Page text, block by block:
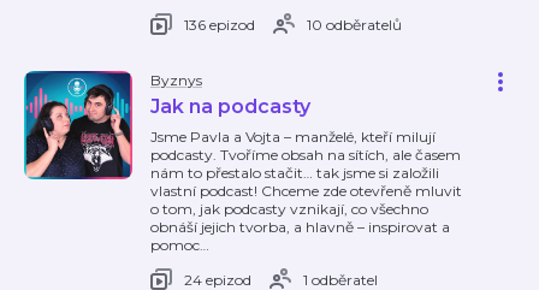
136 epizod
10 odběratelů
Byznys
Jak na podcasty
Jsme Pavla a Vojta – manželé, kteří milují
podcasty. Tvoříme obsah na sítích, ale časem
nám to přestalo stačit… tak jsme si založili
vlastní podcast! Chceme zde otevřeně mluvit
o tom, jak podcasty vznikají, co všechno
obnáší jejich tvorba, a hlavně – inspirovat a
pomoc…
24 epizod
1 odběratel